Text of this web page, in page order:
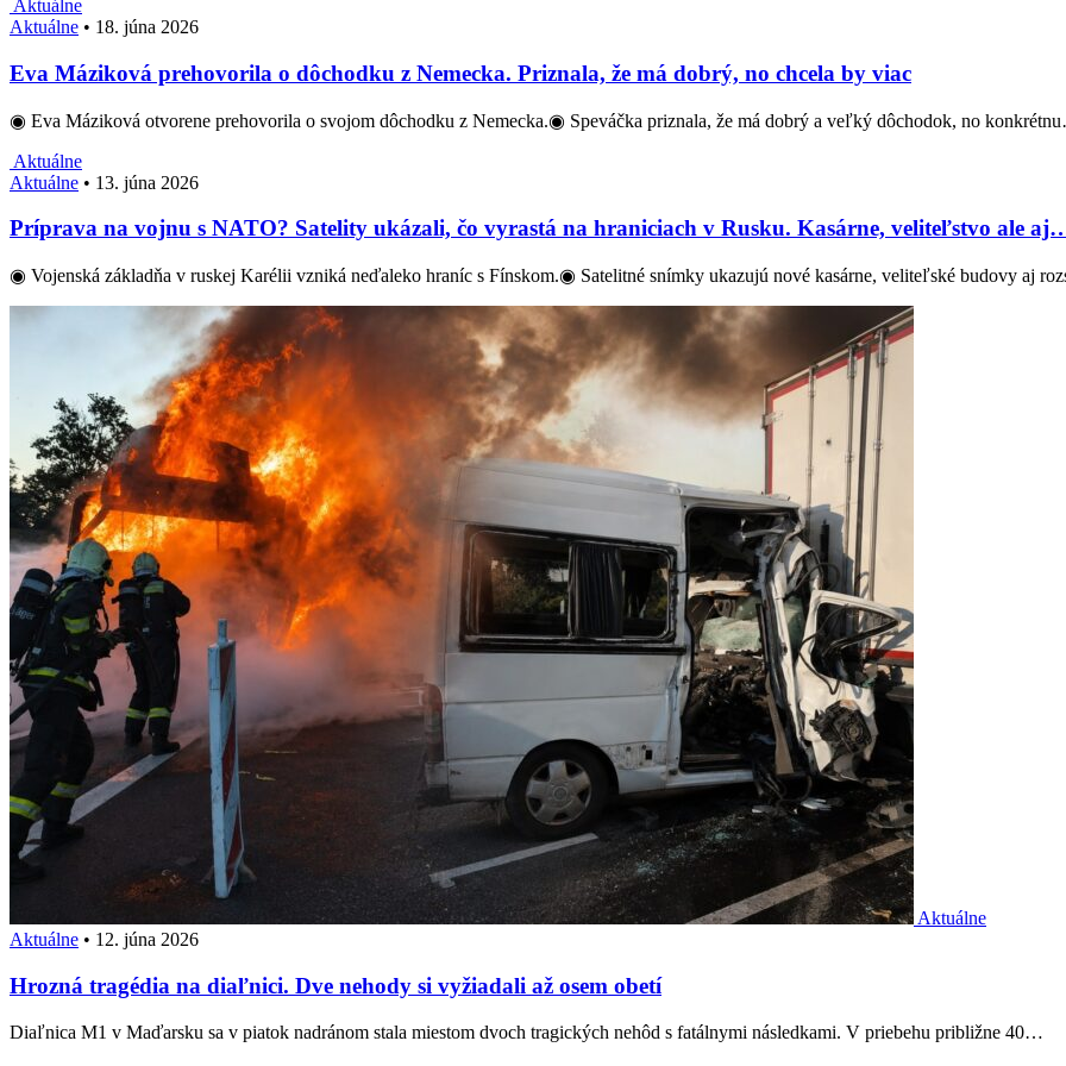
Aktuálne
Aktuálne • 18. júna 2026
Eva Máziková prehovorila o dôchodku z Nemecka. Priznala, že má dobrý, no chcela by viac
◉ Eva Máziková otvorene prehovorila o svojom dôchodku z Nemecka.◉ Speváčka priznala, že má dobrý a veľký dôchodok, no
Aktuálne
Aktuálne • 13. júna 2026
Príprava na vojnu s NATO? Satelity ukázali, čo vyrastá na hraniciach v Rusku. Kasárne, veliteľstvo ale
◉ Vojenská základňa v ruskej Karélii vzniká neďaleko hraníc s Fínskom.◉ Satelitné snímky ukazujú nové kasárne, veliteľské budovy aj
Aktuálne
Aktuálne • 12. júna 2026
Hrozná tragédia na diaľnici. Dve nehody si vyžiadali až osem obetí
Diaľnica M1 v Maďarsku sa v piatok nadránom stala miestom dvoch tragických nehôd s fatálnymi následkami. V priebehu približne 40…